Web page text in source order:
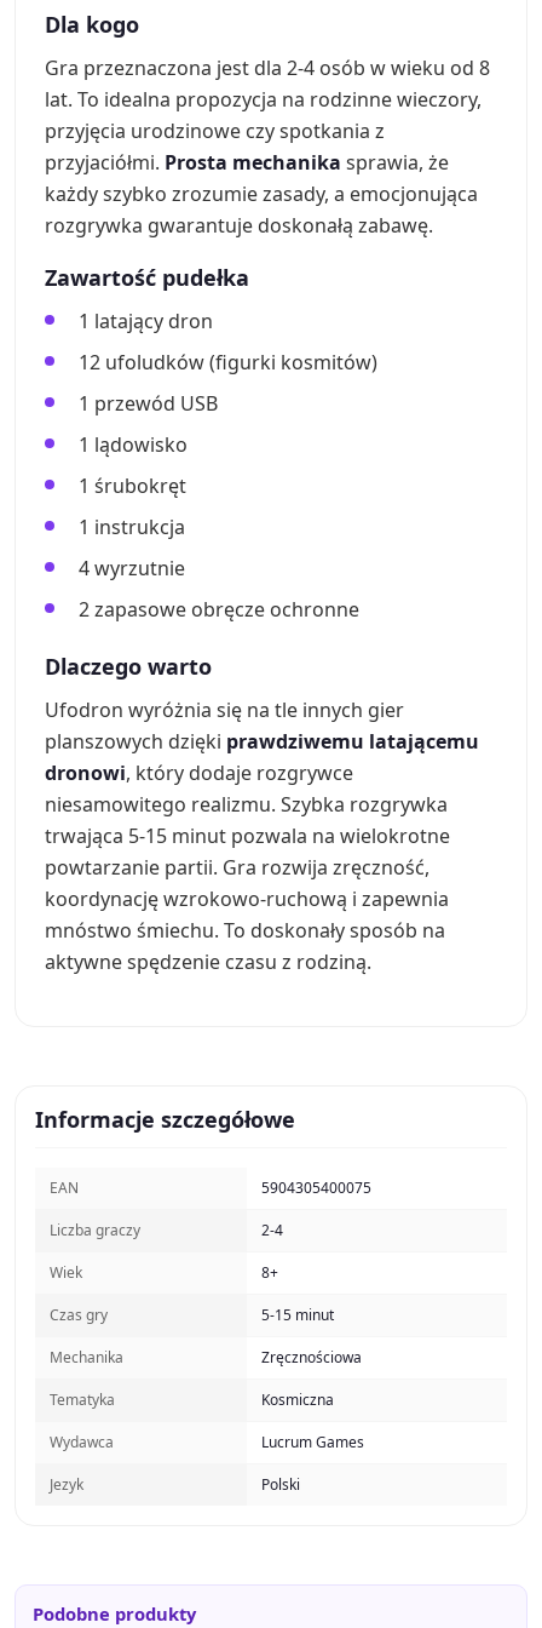
Dla kogo
Gra przeznaczona jest dla 2-4 osób w wieku od 8
lat. To idealna propozycja na rodzinne wieczory,
przyjęcia urodzinowe czy spotkania z
przyjaciółmi. Prosta mechanika sprawia, że
każdy szybko zrozumie zasady, a emocjonująca
rozgrywka gwarantuje doskonałą zabawę.
Zawartość pudełka
1 latający dron
12 ufoludków (figurki kosmitów)
1 przewód USB
1 lądowisko
1 śrubokręt
1 instrukcja
4 wyrzutnie
2 zapasowe obręcze ochronne
Dlaczego warto
Ufodron wyróżnia się na tle innych gier
planszowych dzięki prawdziwemu latającemu
dronowi, który dodaje rozgrywce
niesamowitego realizmu. Szybka rozgrywka
trwająca 5-15 minut pozwala na wielokrotne
powtarzanie partii. Gra rozwija zręczność,
koordynację wzrokowo-ruchową i zapewnia
mnóstwo śmiechu. To doskonały sposób na
aktywne spędzenie czasu z rodziną.
Informacje szczegółowe
EAN 5904305400075
Liczba graczy 2-4
Wiek 8+
Czas gry 5-15 minut
Mechanika Zręcznościowa
Tematyka Kosmiczna
Wydawca Lucrum Games
Jezyk Polski
Podobne produkty